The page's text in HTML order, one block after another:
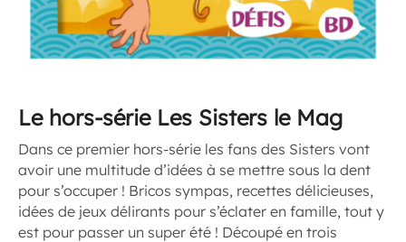
Le hors-série Les Sisters le Mag
Dans ce premier hors-série les fans des Sisters vont
avoir une multitude d’idées à se mettre sous la dent
pour s’occuper ! Bricos sympas, recettes délicieuses,
idées de jeux délirants pour s’éclater en famille, tout y
est pour passer un super été ! Découpé en trois